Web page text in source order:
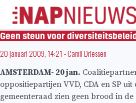
Skip
naar
inhoud
Geen steun voor diversiteitsbeleid
20 januari 2009, 14:21 -Camil Driessen
AMSTERDAM- 20 jan.
oppositiepartijen VVD, CDA en SP
gemeenteraad zien geen brood in